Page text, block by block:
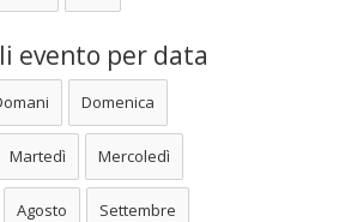
evento per data
Domenica
Martedì Mercoledì
Agosto Settembre